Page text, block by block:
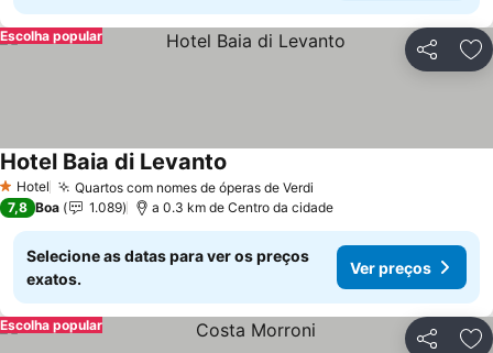
Partilhar
Escolha popular
1 Estrelas
Hotel Quartos com nomes de óperas de Verdi
Hotel Baia di Levanto
7,8 Boa 1.089 a 0.3 km de Centro da cidade
Selecione as datas para ver os preços
exatos.
Ver preços
Partilhar
Escolha popular